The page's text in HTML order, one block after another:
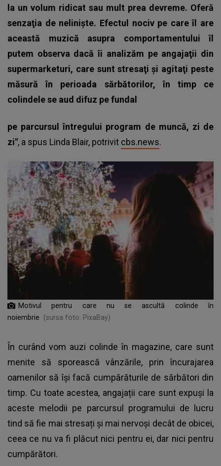
la un volum ridicat sau mult prea devreme. Oferă
senzaţia de nelinişte. Efectul nociv pe care îl are
această muzică asupra comportamentului îl
putem observa dacă îi analizăm pe angajaţii din
supermarketuri, care sunt stresaţi şi agitaţi peste
măsură în perioada sărbătorilor, în timp ce
colindele se aud difuz pe fundal
pe parcursul întregului program de muncă, zi de
zi", a spus Linda Blair, potrivit cbs.news.
Motivul pentru care nu se ascultă colinde în
noiembrie
(sursa foto: PixaBay)
În curând vom auzi colinde în magazine, care sunt
menite să sporească vânzările, prin încurajarea
oamenilor să își facă cumpărăturile de sărbători din
timp. Cu toate acestea, angajații care sunt expuși la
aceste melodii pe parcursul programului de lucru
tind să fie mai stresați și mai nervoși decât de obicei,
ceea ce nu va fi plăcut nici pentru ei, dar nici pentru
cumpărători.